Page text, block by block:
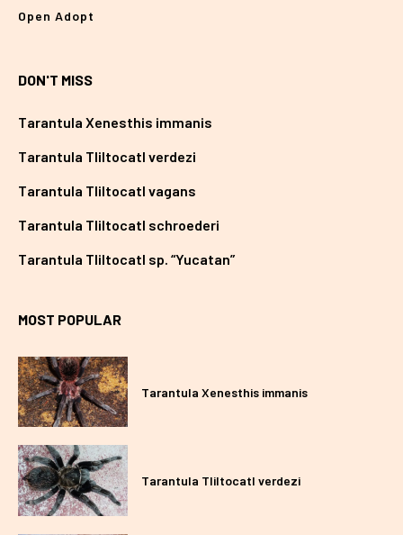
Open Adopt
DON'T MISS
Tarantula Xenesthis immanis
Tarantula Tliltocatl verdezi
Tarantula Tliltocatl vagans
Tarantula Tliltocatl schroederi
Tarantula Tliltocatl sp. “Yucatan”
MOST POPULAR
Tarantula Xenesthis immanis
Tarantula Tliltocatl verdezi